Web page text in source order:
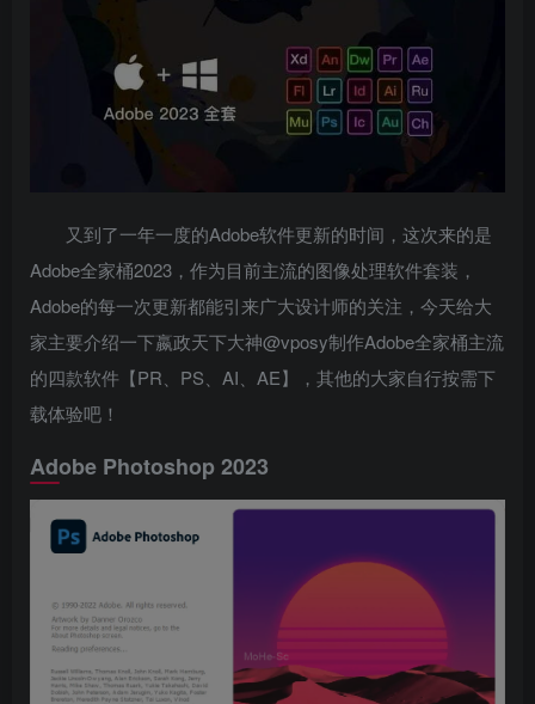
又到了一年一度的Adobe软件更新的时间，这次来的是
Adobe全家桶2023，作为目前主流的图像处理软件套装，
Adobe的每一次更新都能引来广大设计师的关注，今天给大
家主要介绍一下嬴政天下大神@vposy制作Adobe全家桶主流
的四款软件【PR、PS、AI、AE】，其他的大家自行按需下
载体验吧！
Adobe Photoshop 2023